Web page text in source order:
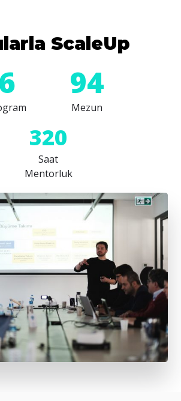
ScaleUp
6 94
Mezun
320
Saat
Mentorluk